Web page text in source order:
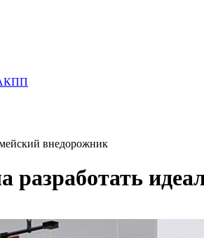
АКПП
внедорожник
разработать